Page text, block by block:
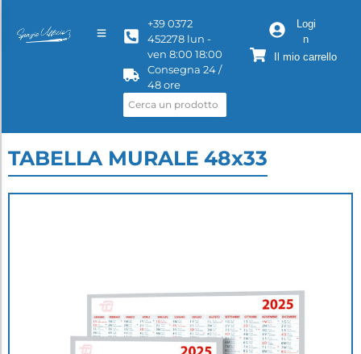
+39 0372
452278 lun -
ven 8:00 18:00
Consegna 24 /
48 ore
Logi
n
Il mio carrello
TABELLA MURALE 48x33